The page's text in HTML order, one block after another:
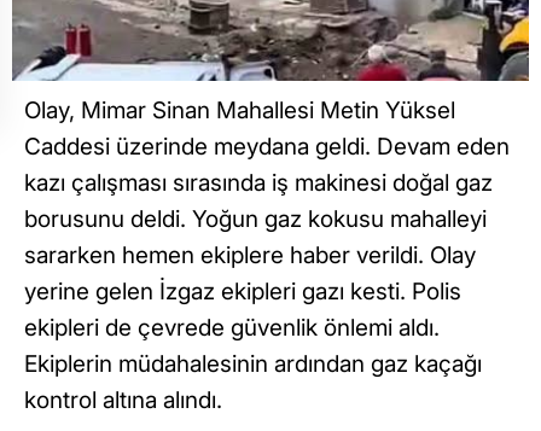
Olay, Mimar Sinan Mahallesi Metin Yüksel
Caddesi üzerinde meydana geldi. Devam eden
kazı çalışması sırasında iş makinesi doğal gaz
borusunu deldi. Yoğun gaz kokusu mahalleyi
sararken hemen ekiplere haber verildi. Olay
yerine gelen İzgaz ekipleri gazı kesti. Polis
ekipleri de çevrede güvenlik önlemi aldı.
Ekiplerin müdahalesinin ardından gaz kaçağı
kontrol altına alındı.